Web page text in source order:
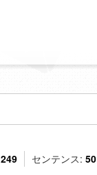
249 センテンス: